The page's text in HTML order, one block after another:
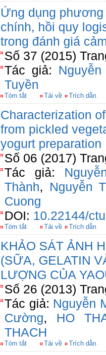
Ứng dụng
chính, hồi quy
trong đánh giá
Số 37 (2015)
Tác giả:
Tuyền
Tóm tắt Tải về Trích dẫn
Characterization
from pickled
yogurt preparation
Số 06 (2017)
Tác giả:
Thành, Nguyễn
Cuong
DOI: 10.22144/
Tóm tắt Tải về Trích dẫn
KHẢO SÁT ẢNH
(SỮA, GELATIN
LƯỢNG CỦA
Số 26 (2013)
Tác giả: Nguyễn
Cường, HO
THACH
Tóm tắt Tải về Trích dẫn